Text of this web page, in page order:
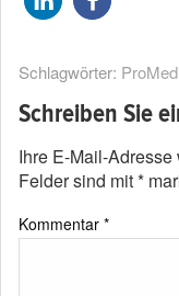
Schlagwörter:
Schreiben Sie
Ihre E-Mail-
Felder sind mit*
Kommentar *